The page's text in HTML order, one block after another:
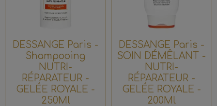
DESSANGE Paris -
Shampooing
NUTRI-
RÉPARATEUR -
GELÉE ROYALE -
250Ml
DESSANGE Paris -
SOIN DÉMÊLANT -
NUTRI-
RÉPARATEUR -
GELÉE ROYALE -
200Ml